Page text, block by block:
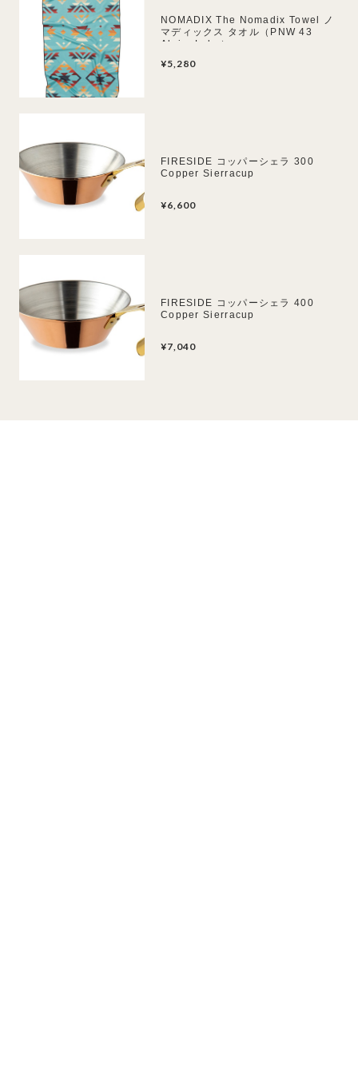
NOMADIX The Nomadix Towel ノ
マディックス タオル（PNW 43
AlpineLake）
¥5,280
FIRESIDE コッパーシェラ 300
Copper Sierracup
¥6,600
FIRESIDE コッパーシェラ 400
Copper Sierracup
¥7,040